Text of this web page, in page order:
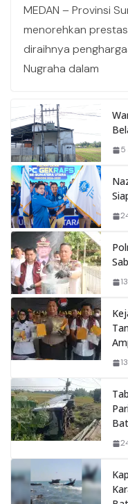
MEDAN – Provinsi
menorehkan
diraihnya
Nugraha dalam
5